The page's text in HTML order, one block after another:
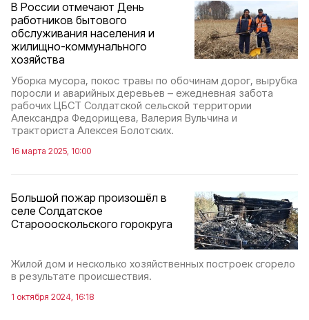
В России отмечают День
работников бытового
обслуживания населения и
жилищно-коммунального
хозяйства
Уборка мусора, покос травы по обочинам дорог, вырубка
поросли и аварийных деревьев – ежедневная забота
рабочих ЦБСТ Солдатской сельской территории
Александра Федорищева, Валерия Вульчина и
тракториста Алексея Болотских.
16 марта 2025, 10:00
Большой пожар произошёл в
селе Солдатское
Староооскольского горокруга
Жилой дом и несколько хозяйственных построек сгорело
в результате происшествия.
1 октября 2024, 16:18